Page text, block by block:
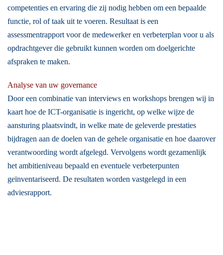
competenties en ervaring die zij nodig hebben om een bepaalde
functie, rol of taak uit te voeren. Resultaat is een
assessmentrapport voor de medewerker en verbeterplan voor u als
opdrachtgever die gebruikt kunnen worden om doelgerichte
afspraken te maken.
Analyse van uw governance
Door een combinatie van interviews en workshops brengen wij in
kaart hoe de ICT-organisatie is ingericht, op welke wijze de
aansturing plaatsvindt, in welke mate de geleverde prestaties
bijdragen aan de doelen van de gehele organisatie en hoe daarover
verantwoording wordt afgelegd. Vervolgens wordt gezamenlijk
het ambitieniveau bepaald en eventuele verbeterpunten
geïnventariseerd. De resultaten worden vastgelegd in een
adviesrapport.